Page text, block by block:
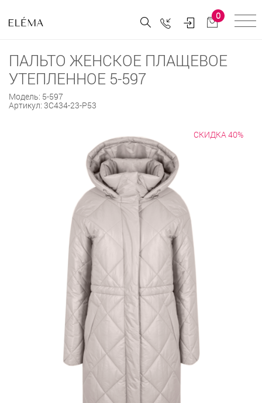
0
ПАЛЬТО ЖЕНСКОЕ ПЛАЩЕВОЕ
УТЕПЛЕННОЕ 5-597
Модель: 5-597
Артикул: 3С434-23-Р53
СКИДКА 40%